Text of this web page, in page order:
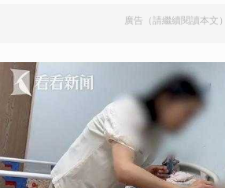
廣告（請繼續閱讀本文）